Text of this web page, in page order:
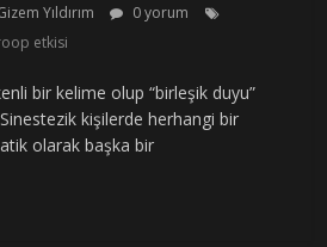
Yıldırım
0 yorum
etkisi
bir kelime olup “birleşik duyu”
kişilerde herhangi bir
olarak başka bir